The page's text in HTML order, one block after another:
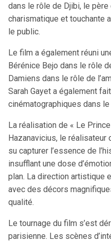
dans le rôle de Djibi, le
charismatique et touchante
le public.
Le film a également réuni
Bérénice Bejo dans le rôle
Damiens dans le rôle de
Sarah Gayet a également
cinématographiques dans
La réalisation de « Le
Hazanavicius, le réalisateur
su capturer l’essence de
insufflant une dose
plan. La direction artistique
avec des décors
qualité.
Le tournage du film s’est
parisienne. Les scènes